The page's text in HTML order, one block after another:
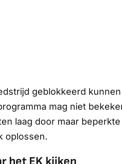
geblokkeerd
mag niet
laag door maar
oplossen.